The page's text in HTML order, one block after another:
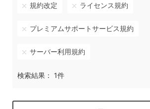
規約改定 ライセンス規約
プレミアムサポートサービス規約
サーバー利用規約
検索結果： 1件